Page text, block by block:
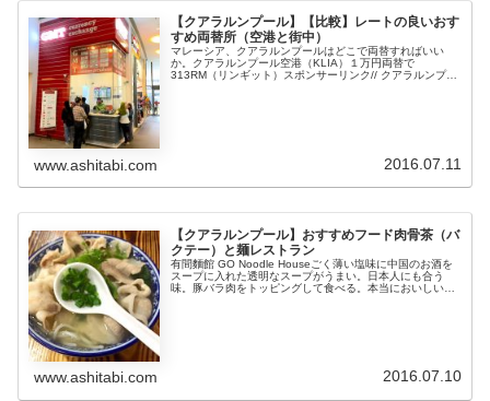
【クアラルンプール】【比較】レートの良いおす
すめ両替所（空港と街中）
マレーシア、クアラルンプールはどこで両替すればいい
か。クアラルンプール空港（KLIA）１万円両替で
313RM（リンギット）スポンサーリンク// クアラルンプー
www.ashitabi.com 2016.07.11
【クアラルンプール】おすすめフード肉骨茶（バ
クテー）と麺レストラン
有間麵館 GO Noodle Houseごく薄い塩味に中国のお酒を
スープに入れた透明なスープがうまい。日本人にも合う
味。豚バラ肉をトッピングして食べる。本当においしいの
www.ashitabi.com 2016.07.10